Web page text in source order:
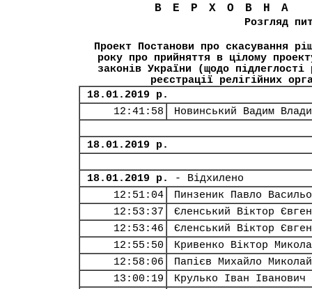
Розгляд
Проект Постанови про скасування
року про прийняття в цілому
законів України (щодо підлеглості
реєстрації релігійних
18.01.2019 р.
12:41:58
Новинський Вадим
18.01.2019 р.
18.01.2019 р.
- Відхилено
12:51:04
Пинзеник Павло
12:53:37
Єленський Віктор
12:53:46
Єленський Віктор
12:55:50
Кривенко Віктор
12:58:06
Папієв Михайло
13:00:19
Крулько Іван Іванович